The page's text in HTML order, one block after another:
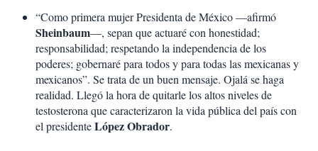
“Como primera mujer Presidenta de México —afirmó
Sheinbaum—, sepan que actuaré con honestidad;
responsabilidad; respetando la independencia de los
poderes; gobernaré para todos y para todas las mexicanas y
mexicanos”. Se trata de un buen mensaje. Ojalá se haga
realidad. Llegó la hora de quitarle los altos niveles de
testosterona que caracterizaron la vida pública del país con
el presidenteLópez Obrador.